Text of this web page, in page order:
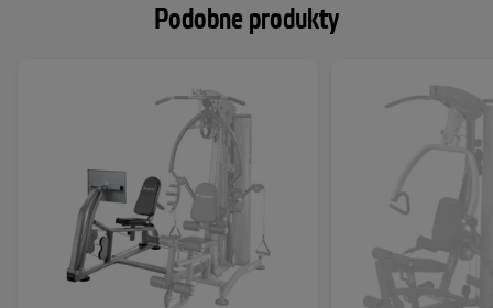
Podobne produkty